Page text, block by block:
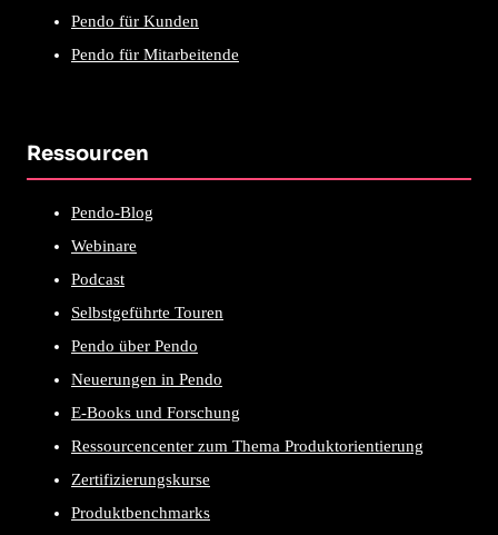
Pendo für Kunden
Pendo für Mitarbeitende
Ressourcen
Pendo-Blog
Webinare
Podcast
Selbstgeführte Touren
Pendo über Pendo
Neuerungen in Pendo
E-Books und Forschung
Ressourcencenter zum Thema Produktorientierung
Zertifizierungskurse
Produktbenchmarks